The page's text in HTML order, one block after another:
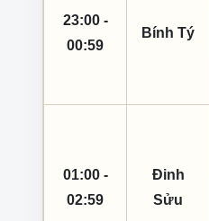
23:00 -
00:59
Bính Tý
01:00 -
02:59
Đinh
Sửu